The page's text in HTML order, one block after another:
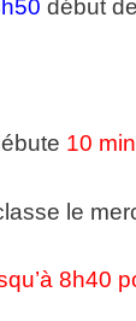
début
10
le
8h40